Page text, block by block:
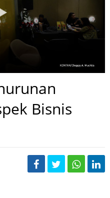
Bisnis